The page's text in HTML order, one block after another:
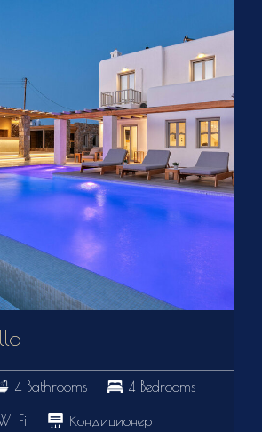
4 Bathrooms 4 Bedrooms
Fi Кондиционер